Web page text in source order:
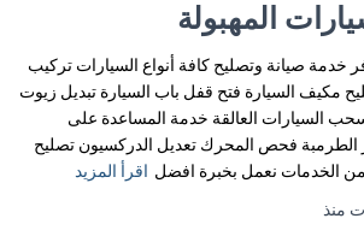
المهبولة
خدمة صيانة وتصليح كافة أنواع السيارات تركيب
مكيف السيارة فتح قفل باب السيارة تبديل زيوت
سحب السيارات العالقة خدمة المساعدة على
الطرمبة فحص المحرك تعديل الدركسيون تصليح
من الخدمات نعمل بخبرة افضل اقرأ المزيد
منذ